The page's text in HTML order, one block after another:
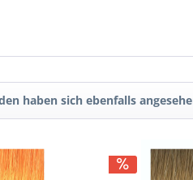
haben sich ebenfalls